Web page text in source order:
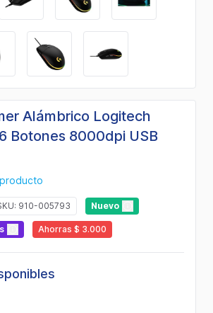
Alámbrico Logitech
Botones 8000dpi USB
910-005793 Nuevo
Ahorras $ 3.000